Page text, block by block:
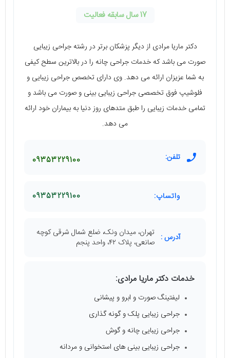
17 سال سابقه فعالیت
دکتر ماریا مرادی از دیگر پزشکان برتر در رشته جراحی زیبایی
صورت می‌ باشد که خدمات جراحی چانه را در بالاترین سطح کیفی
به شما عزیزان ارائه می‌ دهد. وی دارای تخصص جراحی زیبایی و
فلوشیپ فوق تخصصی جراحی زیبایی بینی و صورت می‌ باشد و
تمامی خدمات زیبایی را طبق متدهای روز دنیا به بیماران خود ارائه
می‌ دهد.
تلفن: 09353229100
واتساپ: 09353229100
آدرس : تهران، میدان ونک، ضلع شمال شرقی کوچه
صانعی، پلاک ۴۲، واحد پنجم
خدمات دکتر ماریا مرادی:
لیفتینگ صورت و ابرو و پیشانی
جراحی زیبایی پلک و گونه گذاری
جراحی زیبایی چانه و گوش
جراحی زیبایی بینی‌ های استخوانی و مردانه